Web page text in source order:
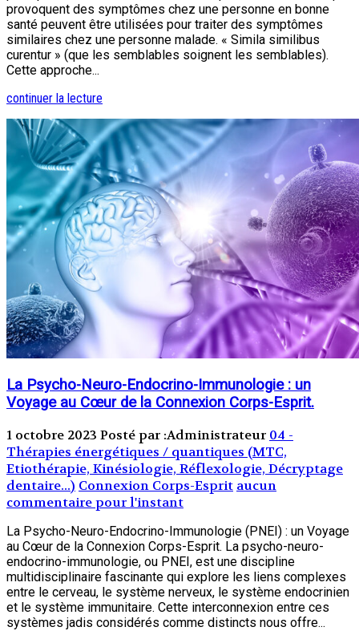
provoquent des symptômes chez une personne en bonne
santé peuvent être utilisées pour traiter des symptômes
similaires chez une personne malade. « Simila similibus
curentur » (que les semblables soignent les semblables).
Cette approche...
continuer la lecture
La Psycho-Neuro-Endocrino-Immunologie : un
Voyage au Cœur de la Connexion Corps-Esprit.
1 octobre 2023 Posté par :Administrateur 04 -
Thérapies énergétiques / quantiques (MTC,
Etiothérapie, Kinésiologie, Réflexologie, Décryptage
dentaire...) Connexion Corps-Esprit aucun
commentaire pour l'instant
La Psycho-Neuro-Endocrino-Immunologie (PNEI) : un Voyage
au Cœur de la Connexion Corps-Esprit. La psycho-neuro-
endocrino-immunologie, ou PNEI, est une discipline
multidisciplinaire fascinante qui explore les liens complexes
entre le cerveau, le système nerveux, le système endocrinien
et le système immunitaire. Cette interconnexion entre ces
systèmes jadis considérés comme distincts nous offre...